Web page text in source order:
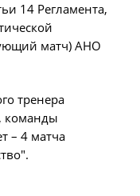
14 Регламента,
матч) АНО
тренера
команды
– 4 матча